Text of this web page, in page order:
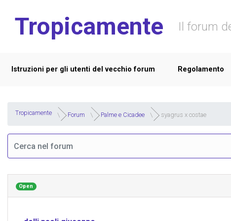
Tropicamente Il forum
Istruzioni per gli utenti del vecchio forum Regolamento
Tropicamente Forum Palme e Cicadee syagrus x costae
Open